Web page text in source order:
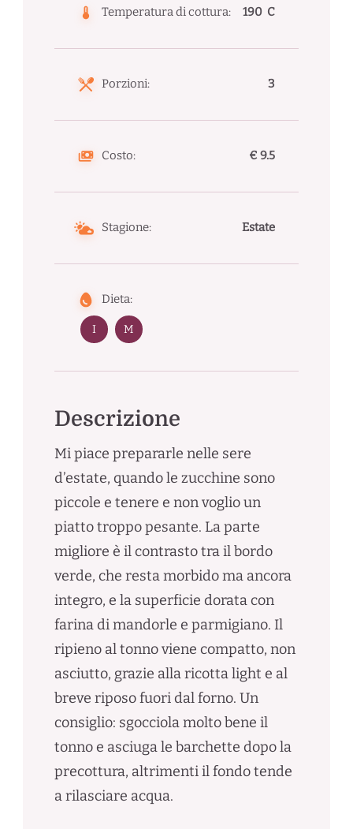
Temperatura di cottura: 190 C
Porzioni: 3
Costo: € 9.5
Stagione: Estate
Dieta:
I M
Descrizione
Mi piace prepararle nelle sere
d’estate, quando le zucchine sono
piccole e tenere e non voglio un
piatto troppo pesante. La parte
migliore è il contrasto tra il bordo
verde, che resta morbido ma ancora
integro, e la superficie dorata con
farina di mandorle e parmigiano. Il
ripieno al tonno viene compatto, non
asciutto, grazie alla ricotta light e al
breve riposo fuori dal forno. Un
consiglio: sgocciola molto bene il
tonno e asciuga le barchette dopo la
precottura, altrimenti il fondo tende
a rilasciare acqua.